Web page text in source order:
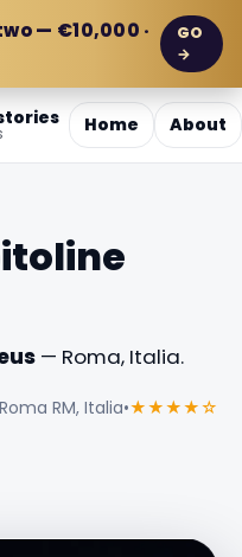
— €10,000 ·
GO
→
Home About
— Roma, Italia.
RM, Italia•★★★★☆